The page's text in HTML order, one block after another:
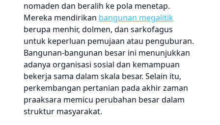
nomaden dan beralih ke pola menetap.
Mereka mendirikan bangunan megalitik
berupa menhir, dolmen, dan sarkofagus
untuk keperluan pemujaan atau penguburan.
Bangunan-bangunan besar ini menunjukkan
adanya organisasi sosial dan kemampuan
bekerja sama dalam skala besar. Selain itu,
perkembangan pertanian pada akhir zaman
praaksara memicu perubahan besar dalam
struktur masyarakat.